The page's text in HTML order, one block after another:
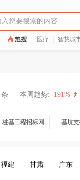
医疗 智慧城
条 本周趋势: 191%
桩基工程招标网 基坑
福建 甘肃 广东